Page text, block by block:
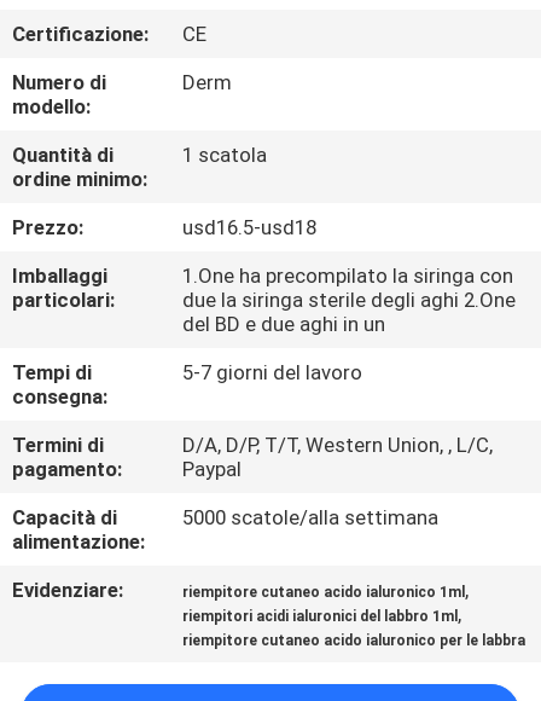
VISITA
ALLA
FABBRICA
CONTROLLO
DELLA
QUALITÀ
CASI
CHIEDI
Certificazione:
CE
Numero di
modello:
Derm
Quantità di
ordine minimo:
1 scatola
Prezzo:
usd16.5-usd18
Imballaggi
particolari:
1.One ha precompilato la siringa con
due la siringa sterile degli aghi 2.One
del BD e due aghi in un
Tempi di
consegna:
5-7 giorni del lavoro
Termini di
pagamento:
D/A, D/P, T/T, Western Union, , L/C,
Paypal
Capacità di
alimentazione:
5000 scatole/alla settimana
Evidenziare: riempitore cutaneo acido ialuronico 1ml ,
riempitori acidi ialuronici del labbro 1ml ,
riempitore cutaneo acido ialuronico per le labbra